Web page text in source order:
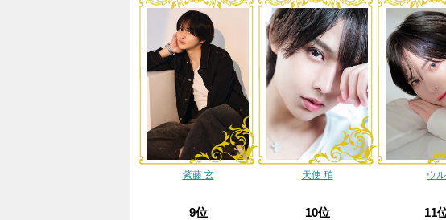
紫藤 玄 天使 珀 ウル
9位 10位 11